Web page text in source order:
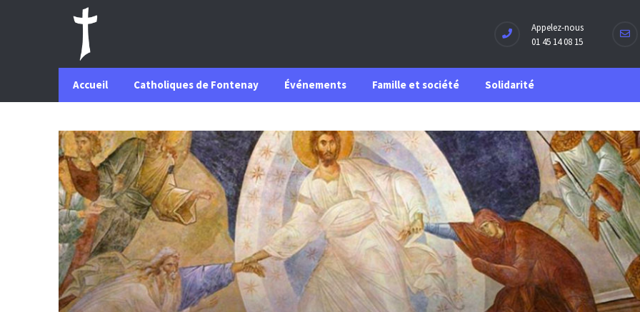
Appelez-nous
01 45 14 08 15
Accueil Catholiques de Fontenay Événements Famille et société Solidarité